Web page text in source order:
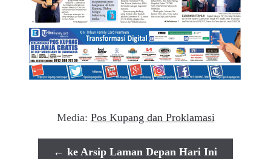
Media: Pos Kupang dan Proklamasi
← ke Arsip Laman Depan Hari Ini